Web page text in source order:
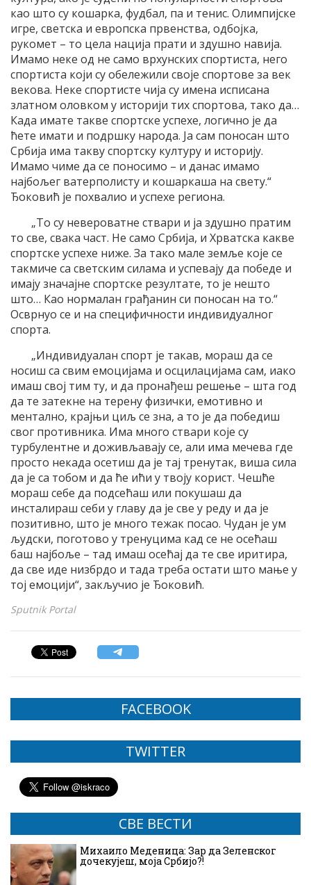
као што су кошарка, фудбал, па и тенис. Олимпијске
игре, светска и европска првенства, одбојка,
рукомет – то цела нација прати и здушно навија.
Имамо неке од не само врхунских спортиста, него
спортиста који су обележили своје спортове за век
векова. Неке спортисте чија су имена исписана
златном оловком у историји тих спортова, тако да…
Када имате такве спортске успехе, логично је да
ћете имати и подршку народа. Ја сам поносан што
Србија има такву спортску културу и историју.
Имамо чиме да се поносимо – и данас имамо
најбољег ватерполисту и кошаркаша на свету.“
Ђоковић је похвалио и успехе региона.
„То су невероватне ствари и ја здушно пратим
то све, свака част. Не само Србија, и Хрватска какве
спортске успехе ниже. За тако мале земље које се
такмиче са светским силама и успевају да победе и
имају значајне спортске резултате, то је нешто
што… Као нормалан грађанин си поносан на то.“
Осврнуо се и на специфичности индивидуалног
спорта.
„Индивидуалан спорт је такав, мораш да се
носиш са свим емоцијама и осцилацијама сам, иако
имаш свој тим ту, и да пронађеш решење – шта год
да те затекне на терену физички, емотивно и
ментално, крајњи циљ се зна, а то је да победиш
свог противника. Има много ствари које су
турбулентне и доживљавају се, али има мечева где
просто некада осетиш да је тај тренутак, виша сила
да је са тобом и да ће ићи у твоју корист. Чешће
мораш себе да подсећаш или покушаш да
инсталираш себи у главу да је све у реду и да је
позитивно, што је много тежак посао. Чудан је ум
људски, поготово у тренуцима кад се не осећаш
баш најбоље – тад имаш осећај да те све иритира,
да све иде низбрдо и тада треба остати што мање у
тој емоцији“, закључио је Ђоковић.
Sputnik Portal
FACEBOOK
TWITTER
СВЕ ВЕСТИ
Михаило Меденица: Зар да Зеленског
дочекујеш, моја Србијо?!